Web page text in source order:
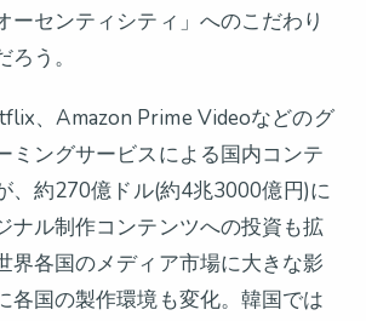
ーセンティシティ」へのこだわり
う。
、Amazon Prime Videoなどのグ
ミングサービスによる国内コンテ
、約270億ドル(約4兆3000億円)に
ナル制作コンテンツへの投資も拡
界各国のメディア市場に大きな影
各国の製作環境も変化。韓国では